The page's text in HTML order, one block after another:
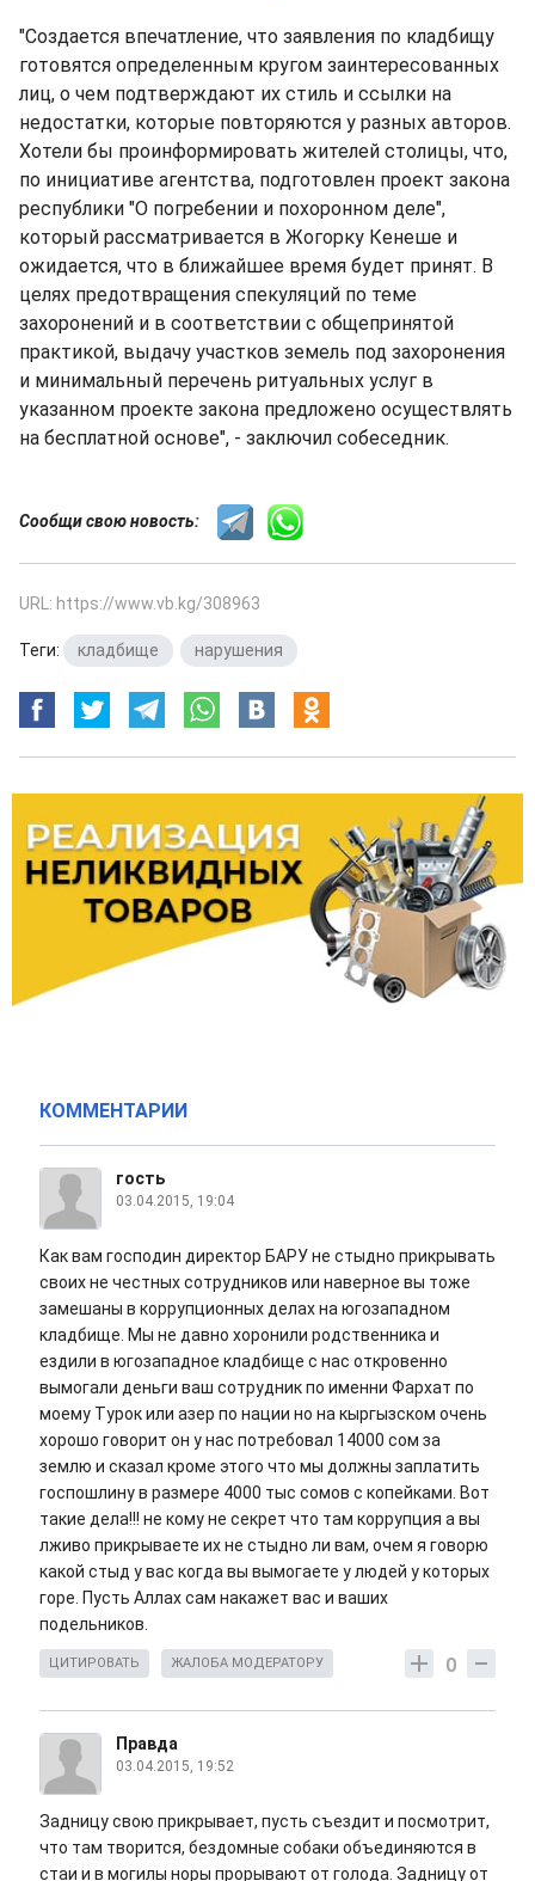
"Создается впечатление, что заявления по кладбищу
готовятся определенным кругом заинтересованных
лиц, о чем подтверждают их стиль и ссылки на
недостатки, которые повторяются у разных авторов.
Хотели бы проинформировать жителей столицы, что,
по инициативе агентства, подготовлен проект закона
республики "О погребении и похоронном деле",
который рассматривается в Жогорку Кенеше и
ожидается, что в ближайшее время будет принят. В
целях предотвращения спекуляций по теме
захоронений и в соответствии с общепринятой
практикой, выдачу участков земель под захоронения
и минимальный перечень ритуальных услуг в
указанном проекте закона предложено осуществлять
на бесплатной основе", - заключил собеседник.
Сообщи свою новость:
URL: https://www.vb.kg/308963
Теги: кладбище нарушения
КОММЕНТАРИИ
гость
03.04.2015, 19:04
Как вам господин директор БАРУ не стыдно прикрывать
своих не честных сотрудников или наверное вы тоже
замешаны в коррупционных делах на югозападном
кладбище. Мы не давно хоронили родственника и
ездили в югозападное кладбище с нас откровенно
вымогали деньги ваш сотрудник по именни Фархат по
моему Турок или азер по нации но на кыргызском очень
хорошо говорит он у нас потребовал 14000 сом за
землю и сказал кроме этого что мы должны заплатить
госпошлину в размере 4000 тыс сомов с копейками. Вот
такие дела!!! не кому не секрет что там коррупция а вы
лживо прикрываете их не стыдно ли вам, очем я говорю
какой стыд у вас когда вы вымогаете у людей у которых
горе. Пусть Аллах сам накажет вас и ваших
подельников.
0
ЦИТИРОВАТЬ ЖАЛОБА МОДЕРАТОРУ
Правда
03.04.2015, 19:52
Задницу свою прикрывает, пусть съездит и посмотрит,
что там творится, бездомные собаки объединяются в
стаи и в могилы норы прорывают от голода. Задницу от